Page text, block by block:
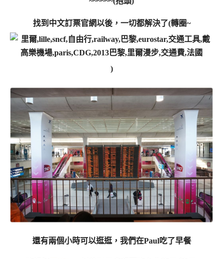
找到中文訂票官網以後，一切都解決了(轉圈~
)
還有兩個小時可以逛逛，我們在Paul吃了早餐